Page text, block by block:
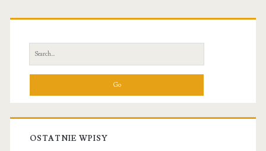
Primary
Sidebar
Search
for:
OSTATNIE WPISY